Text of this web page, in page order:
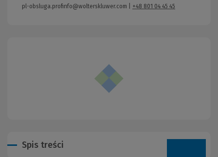
pl-obsluga.profinfo@wolterskluwer.com
+48 801 04 45 45
Spis treści